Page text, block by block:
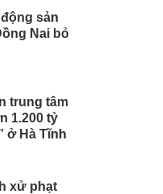
sản
Nai bỏ
trung tâm
1.200 tỷ
ở Hà Tĩnh
xử phạt